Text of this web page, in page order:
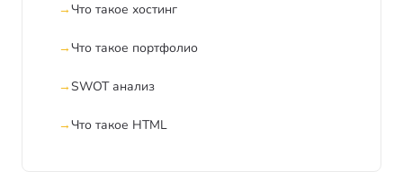
Что такое хостинг
Что такое портфолио
SWOT анализ
Что такое HTML